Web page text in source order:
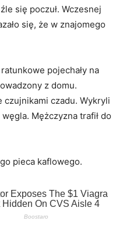
się poczuł. Wczesnej
się, że w znajomego
pojechały na
z domu.
czujnikami czadu. Wykryli
Mężczyzna trafił do
pieca kaflowego.